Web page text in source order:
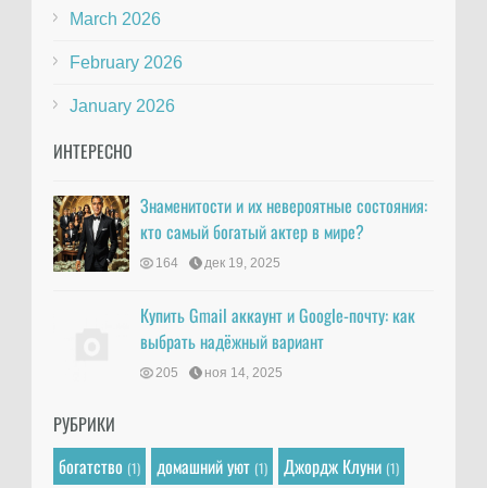
March 2026
February 2026
January 2026
ИНТЕРЕСНО
Знаменитости и их невероятные состояния:
кто самый богатый актер в мире?
164 дек 19, 2025
Купить Gmail аккаунт и Google-почту: как
выбрать надёжный вариант
205 ноя 14, 2025
РУБРИКИ
богатство (1) домашний уют (1) Джордж Клуни (1)